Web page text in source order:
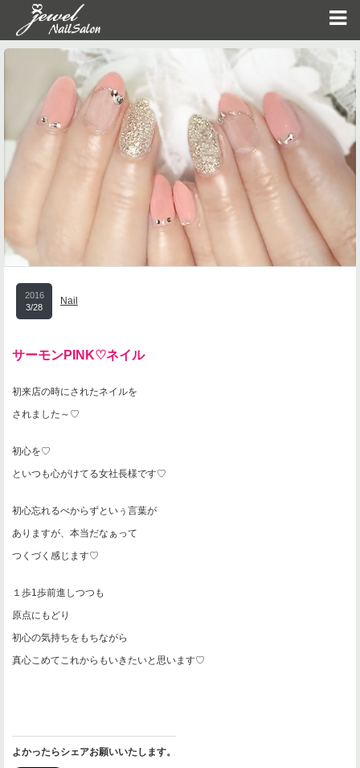
2016
3/28
Nail
サーモンPINK♡ネイル
初来店の時にされたネイルを
されました～♡
初心を♡
といつも心がけてる女社長様です♡
初心忘れるべからずといぅ言葉が
ありますが、本当だなぁって
つくづく感じます♡
１歩1歩前進しつつも
原点にもどり
初心の気持ちをもちながら
真心こめてこれからもいきたいと思います♡
よかったらシェアお願いいたします。